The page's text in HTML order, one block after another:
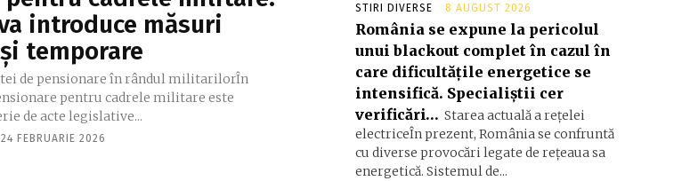
introduce măsuri
temporare
de pensionare în rândul militarilorÎn
pentru cadrele militare este
de acte legislative...
24 FEBRUARIE 2026
STIRI DIVERSE 8 AUGUST 2026
România se expune la pericolul
unui blackout complet în cazul în
care dificultățile energetice se
intensifică. Specialiștii cer
verificări… Starea actuală a rețelei
electriceÎn prezent, România se confruntă
cu diverse provocări legate de rețeaua sa
energetică. Sistemul de...